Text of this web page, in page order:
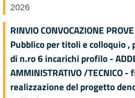
2026
RINVIO CONVOCAZIONE
Pubblico per titoli e colloquio
di n.ro 6 incarichi profilo -
AMMINISTRATIVO /TECNICO
realizzazione del progetto